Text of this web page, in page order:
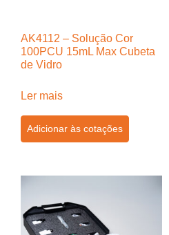
AK4112 – Solução Cor
100PCU 15mL Max Cubeta
de Vidro
Ler mais
Adicionar às cotações